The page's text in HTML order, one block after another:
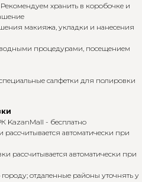
хранить в коробочке и
макияжа, укладки и нанесения
процедурами, посещением
салфетки для полировки
KazanMall - бесплатно
автоматически при
рассчитывается автоматически при
отдаленные районы уточнять у